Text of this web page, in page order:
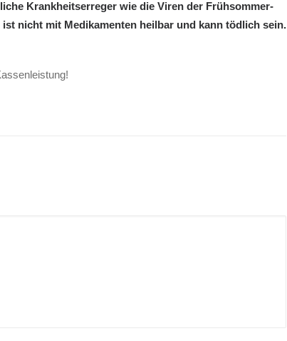
Krankheitserreger wie die Viren der Frühsommer-
nicht mit Medikamenten heilbar und kann tödlich sein.